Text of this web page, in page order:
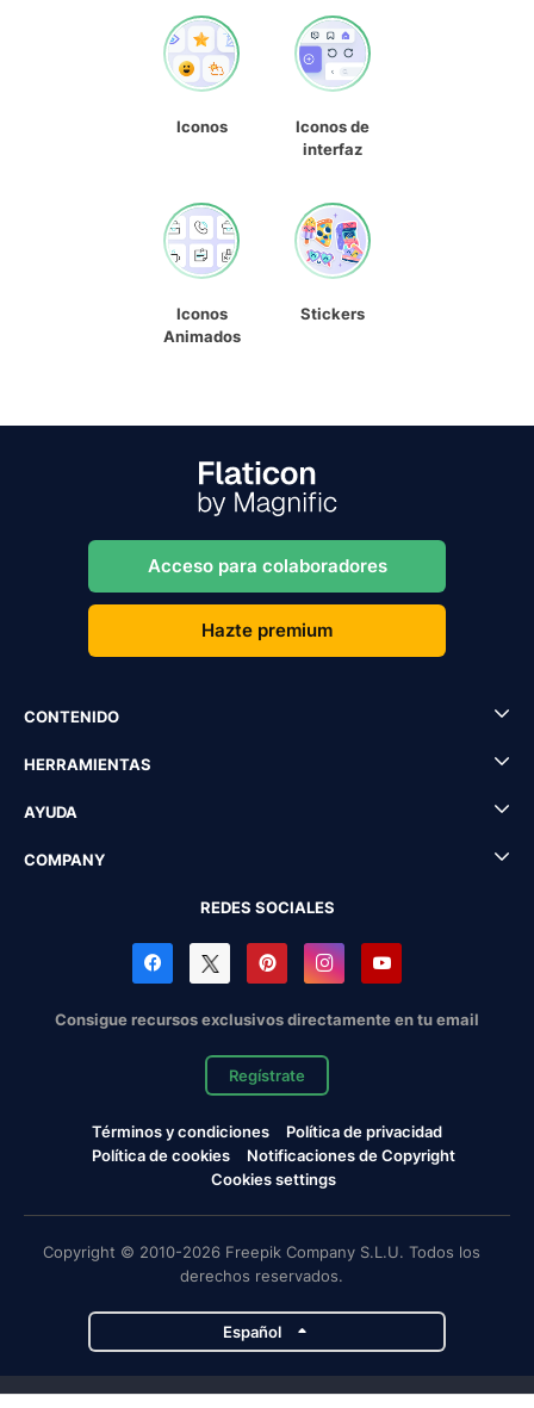
Iconos
Iconos de
interfaz
Iconos
Animados
Stickers
Acceso para colaboradores
Hazte premium
CONTENIDO
HERRAMIENTAS
AYUDA
COMPANY
REDES SOCIALES
Consigue recursos exclusivos directamente en tu email
Regístrate
Términos y condiciones
Política de privacidad
Política de cookies
Notificaciones de Copyright
Cookies settings
Copyright © 2010-2026 Freepik Company S.L.U. Todos los
derechos reservados.
Español